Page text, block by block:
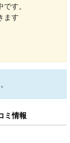
す。
ます
ミ情報